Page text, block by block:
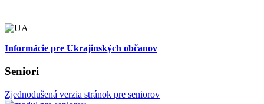
Informácie pre Ukrajinských občanov
Seniori
Zjednodušená verzia stránok pre seniorov